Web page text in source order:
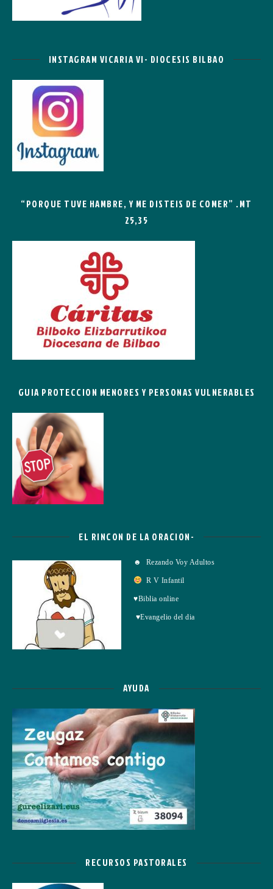
INSTAGRAM VICARIA VI- DIOCESIS BILBAO
“PORQUE TUVE HAMBRE, Y ME DISTEIS DE COMER” .MT
25,35
GUIA PROTECCION MENORES Y PERSONAS VULNERABLES
EL RINCON DE LA ORACION-
☻ Rezando Voy Adultos
R V Infantil
♥Biblia online
♥Evangelio del dia
AYUDA
RECURSOS PASTORALES